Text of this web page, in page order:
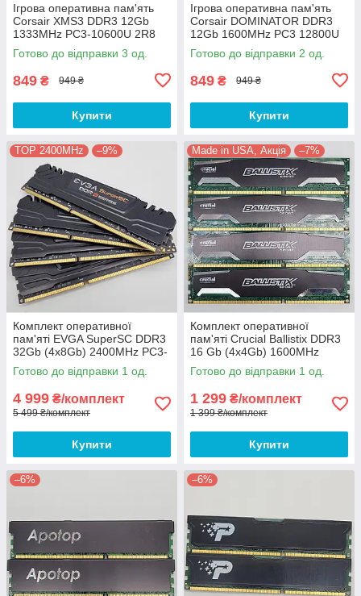
Ігрова оперативна пам'ять
Corsair XMS3 DDR3 12Gb
1333MHz PC3-10600U 2R8
CL9 (CMX12GX3M3A1333C9)
Б/В
Готово до відправки 3 од.
849 ₴ 949 ₴
Купити
Ігрова оперативна пам'ять
Corsair DOMINATOR DDR3
12Gb 1600MHz PC3 12800U
2R8 CL9
(CMP12GX3M3A1600C9) Б/В
Готово до відправки 2 од.
849 ₴ 949 ₴
Купити
TOP 2400MHz –9%
Комплект оперативної
пам'яті EVGA SuperSC DDR3
32Gb (4x8Gb) 2400MHz PC3-
19200U 2R8 CL11 (16G-D3-
2400-MR) Б/В
Готово до відправки 1 од.
4 999 ₴/комплект
5 499 ₴/комплект
Купити
Made in USA, Акція –7%
Комплект оперативної
пам'яті Crucial Ballistix DDR3
16 Gb (4x4Gb) 1600MHz
12800U 2R8 CL9
(BLS4G3D1609DS1S00) Б/В
Готово до відправки 1 од.
1 299 ₴/комплект
1 399 ₴/комплект
Купити
–6% –6%